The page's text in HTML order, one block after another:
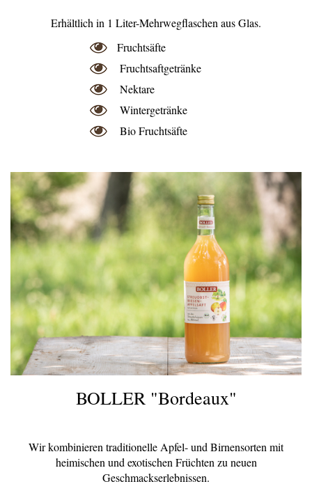
Erhältlich in 1 Liter-Mehrwegflaschen aus Glas.
Fruchtsäfte
Fruchtsaftgetränke
Nektare
Wintergetränke
Bio Fruchtsäfte
BOLLER "Bordeaux"
Wir kombinieren traditionelle Apfel- und Birnensorten mit
heimischen und exotischen Früchten zu neuen
Geschmackserlebnissen.